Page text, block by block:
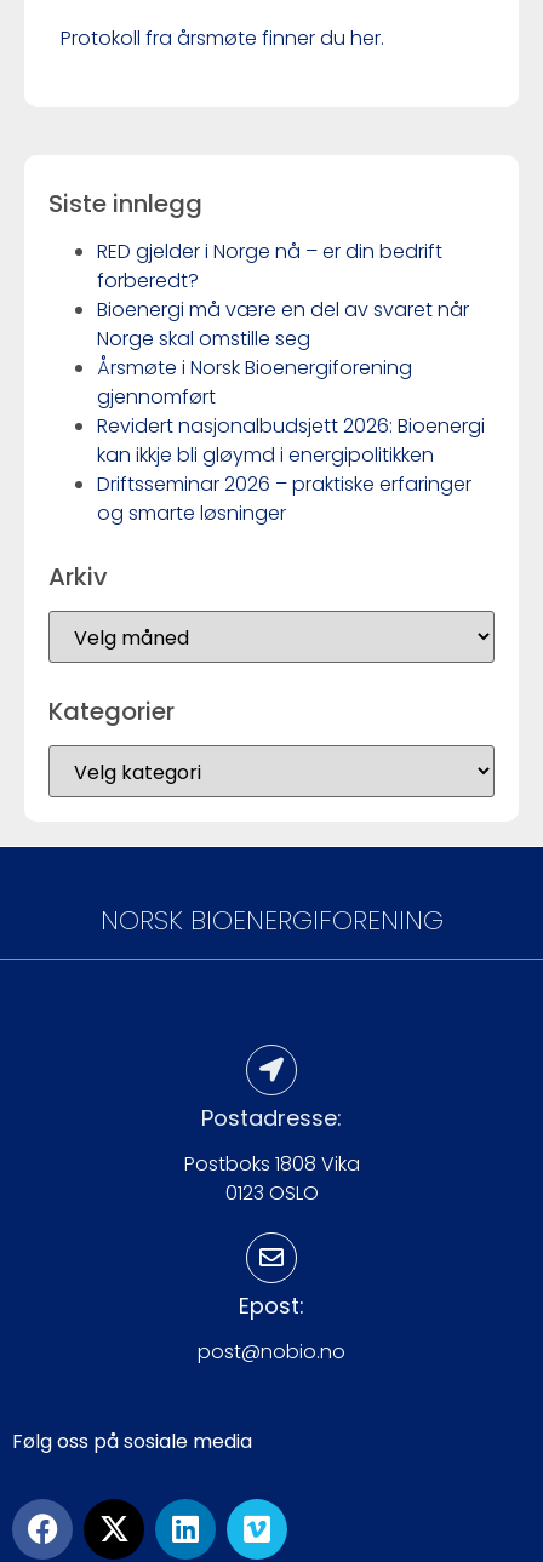
Protokoll fra årsmøte finner du her.
Siste innlegg
RED gjelder i Norge nå – er din bedrift
forberedt?
Bioenergi må være en del av svaret når
Norge skal omstille seg
Årsmøte i Norsk Bioenergiforening
gjennomført
Revidert nasjonalbudsjett 2026: Bioenergi
kan ikkje bli gløymd i energipolitikken
Driftsseminar 2026 – praktiske erfaringer
og smarte løsninger
Arkiv
Kategorier
NORSK BIOENERGIFORENING
Postadresse:
Postboks 1808 Vika
0123 OSLO
Epost:
post@nobio.no
Følg oss på sosiale media